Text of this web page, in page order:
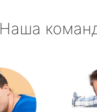
Наша